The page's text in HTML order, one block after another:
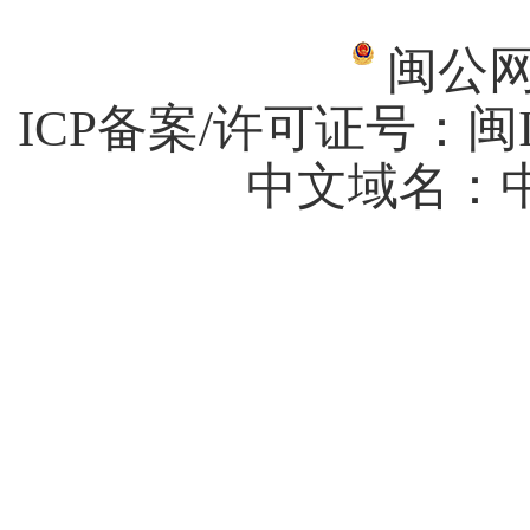
闽公
ICP备案/许可证号： 闽
中文域名：